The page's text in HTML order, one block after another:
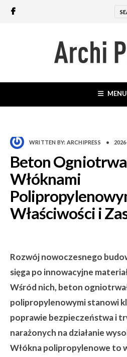
MENU
WRITTEN BY: ARCHIPRESS •
Beton
Włóknami
Właściwości i
Rozwój nowoczesnego
sięga po innowacyjne
Wśród nich, beton
polipropylenowymi stanowi
poprawie bezpieczeństwa i
narażonych na działanie
Włókna polipropylenowe to